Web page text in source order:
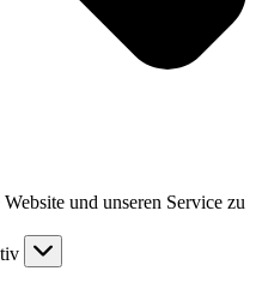
und unseren Service zu